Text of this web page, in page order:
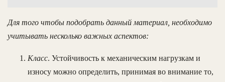
Для того чтобы подобрать данный материал, необходимо
учитывать несколько важных аспектов:
Класс. Устойчивость к механическим нагрузкам и
износу можно определить, принимая во внимание то,